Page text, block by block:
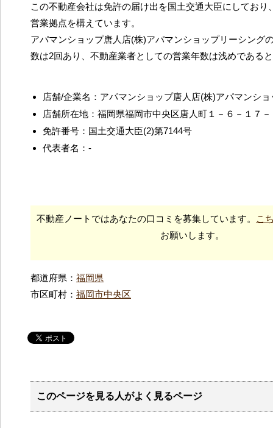
この不動産会社は免許の届け出を国土交通大臣にしており
営業拠点を構えています。
アパマンショップ唐人店(株)アパマンショップリーシング
数は2回あり、不動産業者としての営業年数は浅めである
店舗/企業名：アパマンショップ唐人店(株)アパマンシ
店舗所在地：福岡県福岡市中央区唐人町１－６－１７
免許番号：国土交通大臣(2)第7144号
代表者名：-
不動産ノートではあなたの口コミを募集しています。
こ
お願いします。
都道府県： 福岡県
市区町村： 福岡市中央区
このページを見る人がよく見るページ